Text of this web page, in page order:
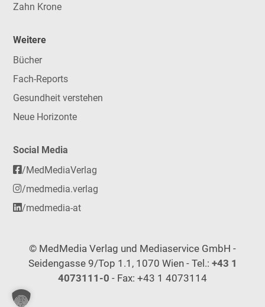
Zahn Krone
Weitere
Bücher
Fach-Reports
Gesundheit verstehen
Neue Horizonte
Social Media
/MedMediaVerlag
/medmedia.verlag
/medmedia-at
© MedMedia Verlag und Mediaservice GmbH -
Seidengasse 9/Top 1.1, 1070 Wien - Tel.: +43 1
4073111-0 - Fax: +43 1 4073114